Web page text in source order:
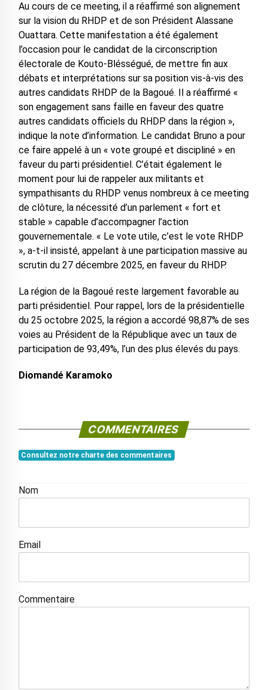
Au cours de ce meeting, il a réaffirmé son alignement
sur la vision du RHDP et de son Président Alassane
Ouattara. Cette manifestation a été également
l’occasion pour le candidat de la circonscription
électorale de Kouto-Blésségué, de mettre fin aux
débats et interprétations sur sa position vis-à-vis des
autres candidats RHDP de la Bagoué. Il a réaffirmé «
son engagement sans faille en faveur des quatre
autres candidats officiels du RHDP dans la région »,
indique la note d’information. Le candidat Bruno a pour
ce faire appelé à un « vote groupé et discipliné » en
faveur du parti présidentiel. C’était également le
moment pour lui de rappeler aux militants et
sympathisants du RHDP venus nombreux à ce meeting
de clôture, la nécessité d’un parlement « fort et
stable » capable d’accompagner l’action
gouvernementale. « Le vote utile, c’est le vote RHDP
», a-t-il insisté, appelant à une participation massive au
scrutin du 27 décembre 2025, en faveur du RHDP.
La région de la Bagoué reste largement favorable au
parti présidentiel. Pour rappel, lors de la présidentielle
du 25 octobre 2025, la région a accordé 98,87% de ses
voies au Président de la République avec un taux de
participation de 93,49%, l’un des plus élevés du pays.
Diomandé Karamoko
COMMENTAIRES
Consultez notre charte des commentaires
Nom
Email
Commentaire